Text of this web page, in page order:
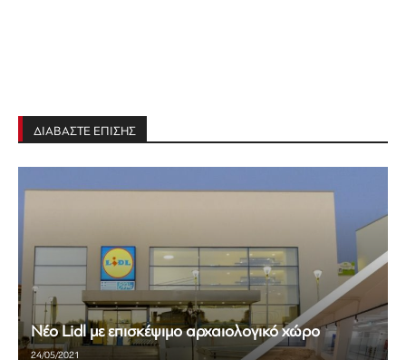
ΔΙΑΒΑΣΤΕ ΕΠΙΣΗΣ
Νέο Lidl με επισκέψιμο αρχαιολογικό χώρο
24/05/2021